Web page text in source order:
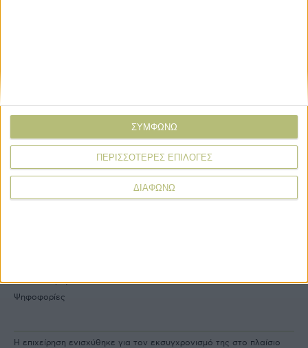
ΠΕΡΙΣΣΟΤΕΡΕΣ ΕΠΙΛΟΓΕΣ
ΔΙΑΦΩΝΩ
ΣΥΜΦΩΝΩ
Εμπορεύματα
Προιόντα
Εταιρική ταυτότητα
Ιστορική αναδρομή
Agrenda Ηλεκτρονικά
Επικοινωνία
Συνεντεύξεις
Ψηφοφορίες
Η επιχείρηση ενισχύθηκε για τον εκσυγχρονισμό της στο πλαίσιο